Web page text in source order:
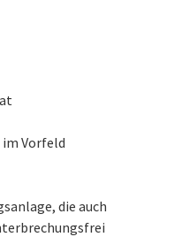
Vorfeld
die auch